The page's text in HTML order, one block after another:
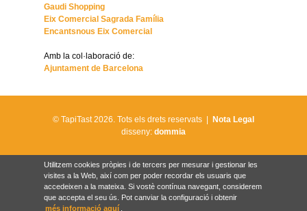
Gaudi Shopping
Eix Comercial Sagrada Família
Encantsnous Eix Comercial
Amb la col·laboració de:
Ajuntament de Barcelona
© TapiTast 2026. Tots els drets reservats | Nota Legal
disseny: dommia
Utilitzem cookies pròpies i de tercers per mesurar i gestionar les
visites a la Web, així com per poder recordar els usuaris que
accedeixen a la mateixa. Si vostè contínua navegant, considerem
que accepta el seu ús. Pot canviar la configuració i obtenir
més informació aquí